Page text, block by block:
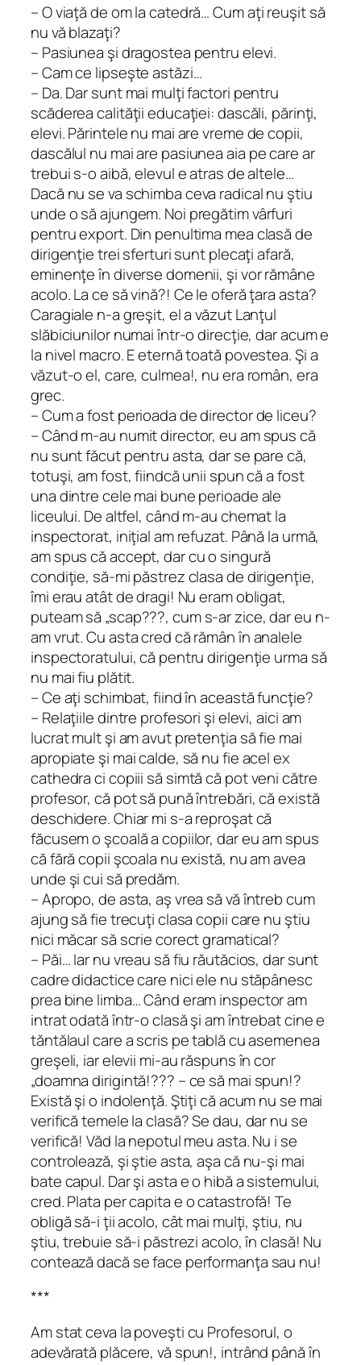
– O viaţă de om la catedră… Cum aţi reuşit să
nu vă blazaţi?
– Pasiunea şi dragostea pentru elevi.
– Cam ce lipseşte astăzi…
– Da. Dar sunt mai mulţi factori pentru
scăderea calităţii educaţiei: dascăli, părinţi,
elevi. Părintele nu mai are vreme de copii,
dascălul nu mai are pasiunea aia pe care ar
trebui s-o aibă, elevul e atras de altele…
Dacă nu se va schimba ceva radical nu ştiu
unde o să ajungem. Noi pregătim vârfuri
pentru export. Din penultima mea clasă de
dirigenţie trei sferturi sunt plecaţi afară,
eminenţe în diverse domenii, şi vor rămâne
acolo. La ce să vină?! Ce le oferă ţara asta?
Caragiale n-a greşit, el a văzut Lanţul
slăbiciunilor numai într-o direcţie, dar acum e
la nivel macro. E eternă toată povestea. Şi a
văzut-o el, care, culmea!, nu era român, era
grec.
– Cum a fost perioada de director de liceu?
– Când m-au numit director, eu am spus că
nu sunt făcut pentru asta, dar se pare că,
totuşi, am fost, fiindcă unii spun că a fost
una dintre cele mai bune perioade ale
liceului. De altfel, când m-au chemat la
inspectorat, iniţial am refuzat. Până la urmă,
am spus că accept, dar cu o singură
condiţie, să-mi păstrez clasa de dirigenţie,
îmi erau atât de dragi! Nu eram obligat,
puteam să „scap???, cum s-ar zice, dar eu n-
am vrut. Cu asta cred că rămân în analele
inspectoratului, că pentru dirigenţie urma să
nu mai fiu plătit.
– Ce aţi schimbat, fiind în această funcţie?
– Relaţiile dintre profesori şi elevi, aici am
lucrat mult şi am avut pretenţia să fie mai
apropiate şi mai calde, să nu fie acelex
cathedraci copiii să simtă că pot veni către
profesor, că pot să pună întrebări, că există
deschidere. Chiar mi s-a reproşat că
făcusem o şcoală a copiilor, dar eu am spus
că fără copii şcoala nu există, nu am avea
unde şi cui să predăm.
– Apropo, de asta, aş vrea să vă întreb cum
ajung să fie trecuţi clasa copii care nu ştiu
nici măcar să scrie corect gramatical?
– Păi… Iar nu vreau să fiu răutăcios, dar sunt
cadre didactice care nici ele nu stăpânesc
prea bine limba… Când eram inspector am
intrat odată într-o clasă şi am întrebat cine e
tăntălaul care a scris pe tablă cu asemenea
greşeli, iar elevii mi-au răspuns în cor
„doamna dirigintă!??? – ce să mai spun!?
Există şi o indolenţă. Ştiţi că acum nu se mai
verifică temele la clasă? Se dau, dar nu se
verifică! Văd la nepotul meu asta. Nu i se
controlează, şi ştie asta, aşa că nu-şi mai
bate capul. Dar şi asta e o hibă a sistemului,
cred. Plata per capitae o catastrofă! Te
obligă să-i ţii acolo, cât mai mulţi, ştiu, nu
ştiu, trebuie să-i păstrezi acolo, în clasă! Nu
contează dacă se face performanţa sau nu!
***
Am stat ceva la poveşti cu Profesorul, o
adevărată plăcere, vă spun!, intrând până în